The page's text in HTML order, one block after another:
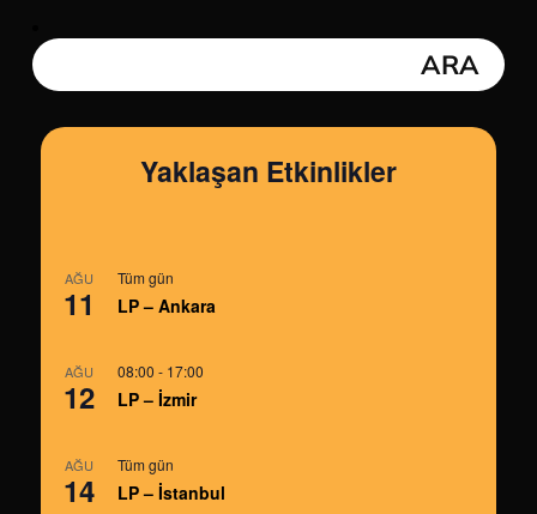
Yaklaşan Etkinlikler
AĞU
11
Tüm gün
LP – Ankara
AĞU
12
08:00 - 17:00
LP – İzmir
AĞU
14
Tüm gün
LP – İstanbul